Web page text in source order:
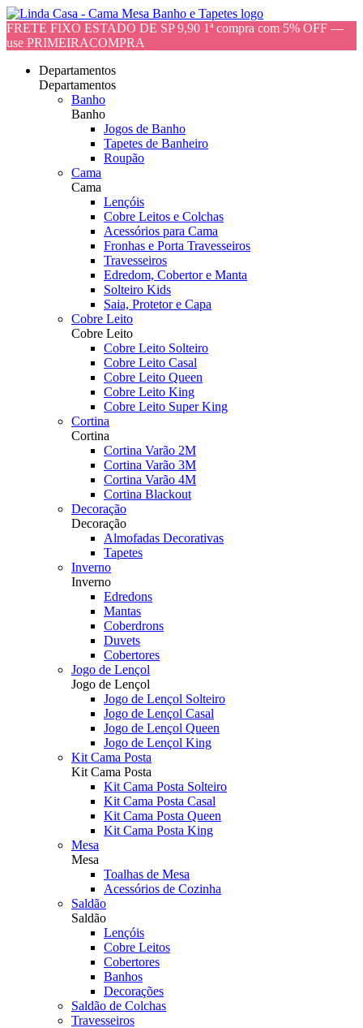
FRETE FIXO ESTADO DE SP 9,90 1ª compra com 5% OFF —
use PRIMEIRACOMPRA
Departamentos
Departamentos
Banho
Banho
Jogos de Banho
Tapetes de Banheiro
Roupão
Cama
Cama
Lençóis
Cobre Leitos e Colchas
Acessórios para Cama
Fronhas e Porta Travesseiros
Travesseiros
Edredom, Cobertor e Manta
Solteiro Kids
Saia, Protetor e Capa
Cobre Leito
Cobre Leito
Cobre Leito Solteiro
Cobre Leito Casal
Cobre Leito Queen
Cobre Leito King
Cobre Leito Super King
Cortina
Cortina
Cortina Varão 2M
Cortina Varão 3M
Cortina Varão 4M
Cortina Blackout
Decoração
Decoração
Almofadas Decorativas
Tapetes
Inverno
Inverno
Edredons
Mantas
Coberdrons
Duvets
Cobertores
Jogo de Lençol
Jogo de Lençol
Jogo de Lençol Solteiro
Jogo de Lençol Casal
Jogo de Lençol Queen
Jogo de Lençol King
Kit Cama Posta
Kit Cama Posta
Kit Cama Posta Solteiro
Kit Cama Posta Casal
Kit Cama Posta Queen
Kit Cama Posta King
Mesa
Mesa
Toalhas de Mesa
Acessórios de Cozinha
Saldão
Saldão
Lençóis
Cobre Leitos
Cobertores
Banhos
Decorações
Saldão de Colchas
Travesseiros